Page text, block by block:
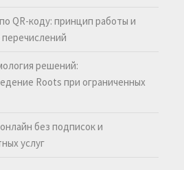
QR-коду: принцип работы и
решений:
Roots при ограниченных
без подписок и
услуг